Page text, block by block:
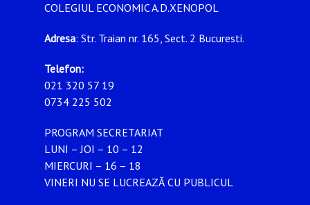
COLEGIUL ECONOMIC A.D.XENOPOL
Adresa: Str. Traian nr. 165, Sect. 2 Bucuresti.
Telefon:
021 320 57 19
0734 225 502
PROGRAM SECRETARIAT
LUNI – JOI – 10 – 12
MIERCURI – 16 – 18
VINERI NU SE LUCREAZĂ CU PUBLICUL